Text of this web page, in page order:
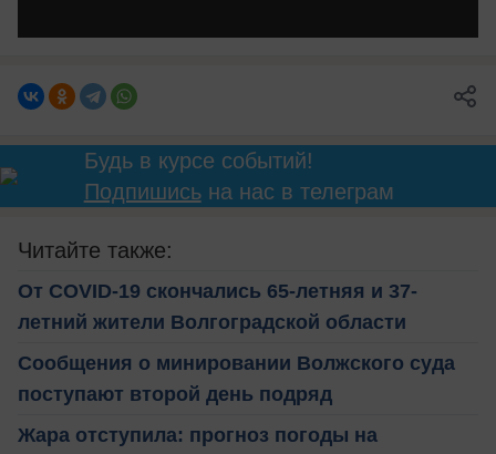
Будь в курсе событий!
Подпишисьна нас в телеграм
Читайте также:
От COVID-19 скончались 65-летняя и 37-
летний жители Волгоградской области
Сообщения о минировании Волжского суда
поступают второй день подряд
Жара отступила: прогноз погоды на